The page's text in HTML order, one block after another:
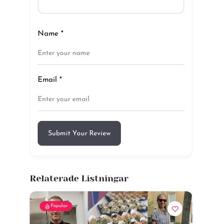
Name *
Email *
Submit Your Review
Relaterade Listningar
Popular